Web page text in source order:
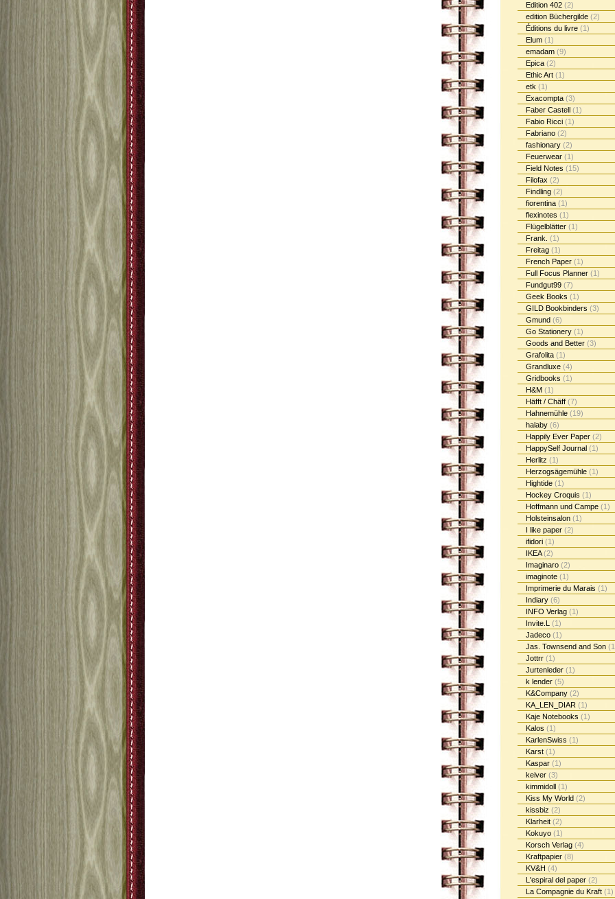
Edition 402 (2)
edition Büchergilde (2)
Éditions du livre (1)
Elum (1)
emadam (9)
Epica (2)
Ethic Art (1)
etk (1)
Exacompta (3)
Faber Castell (1)
Fabio Ricci (1)
Fabriano (2)
fashionary (2)
Feuerwear (1)
Field Notes (15)
Filofax (2)
Findling (2)
fiorentina (1)
flexinotes (1)
Flügelblätter (1)
Frank. (1)
Freitag (1)
French Paper (1)
Full Focus Planner (1)
Fundgut99 (7)
Geek Books (1)
GILD Bookbinders (3)
Gmund (6)
Go Stationery (1)
Goods and Better (3)
Grafolita (1)
Grandluxe (4)
Gridbooks (1)
H&M (1)
Häfft / Chäff (7)
Hahnemühle (19)
halaby (6)
Happily Ever Paper (2)
HappySelf Journal (1)
Herlitz (1)
Herzogsägemühle (1)
Hightide (1)
Hockey Croquis (1)
Hoffmann und Campe (1)
Holsteinsalon (1)
I like paper (2)
ifidori (1)
IKEA(2)
Imaginaro (2)
imaginote (1)
Imprimerie du Marais (1)
Indiary (6)
INFO Verlag (1)
Invite.L (1)
Jadeco (1)
Jas. Townsend and Son
Jottrr (1)
Jurtenleder (1)
k lender (5)
K&Company (2)
KA_LEN_DIAR (1)
Kaje Notebooks (1)
Kalos (1)
KarlenSwiss (1)
Karst (1)
Kaspar (1)
keiver (3)
kimmidoll (1)
Kiss My World (2)
kissbiz (2)
Klarheit (2)
Kokuyo (1)
Korsch Verlag (4)
Kraftpapier (8)
KV&H (4)
L'espiral del paper (2)
La Compagnie du Kraft (1)